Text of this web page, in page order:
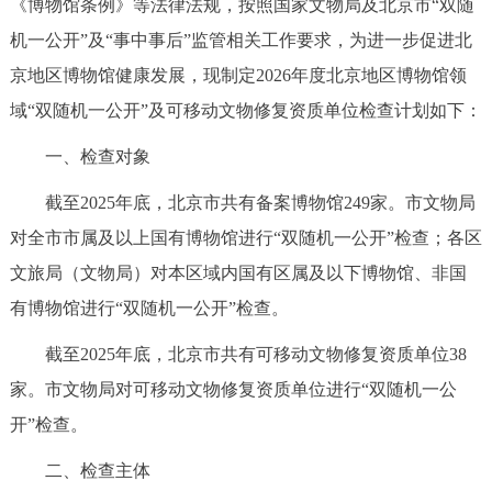
《博物馆条例》等法律法规，按照国家文物局及北京市“双随
机一公开”及“事中事后”监管相关工作要求，为进一步促进北
京地区博物馆健康发展，现制定2026年度北京地区博物馆领
域“双随机一公开”及可移动文物修复资质单位检查计划如下：
一、检查对象
截至2025年底，北京市共有备案博物馆249家。市文物局
对全市市属及以上国有博物馆进行“双随机一公开”检查；各区
文旅局（文物局）对本区域内国有区属及以下博物馆、非国
有博物馆进行“双随机一公开”检查。
截至2025年底，北京市共有可移动文物修复资质单位38
家。市文物局对可移动文物修复资质单位进行“双随机一公
开”检查。
二、检查主体